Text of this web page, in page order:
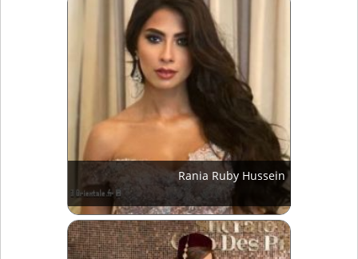
Rania Ruby Hussein